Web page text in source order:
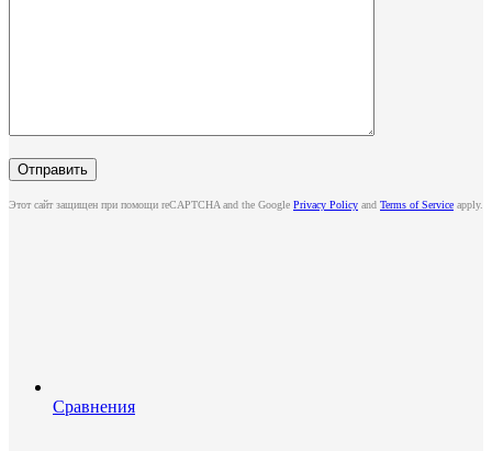
Этот сайт защищен при помощи reCAPTCHA and the Google Privacy Policy and Terms of Service apply.
Сравнения